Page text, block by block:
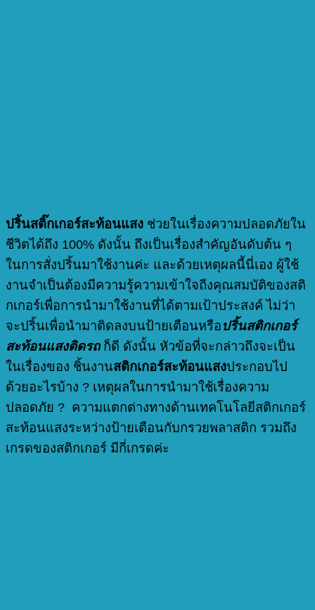
ปริ้นสติ๊กเกอร์สะท้อนแสง ช่วยในเรื่องความปลอดภัยใน
ชีวิตได้ถึง 100% ดังนั้น ถึงเป็นเรื่องสำคัญอันดับต้น ๆ
ในการสั่งปริ้นมาใช้งานค่ะ และด้วยเหตุผลนี้นี่เอง ผู้ใช้
งานจำเป็นต้องมีความรู้ความเข้าใจถีงคุณสมบัติของสติ
กเกอร์เพื่อการนำมาใช้งานที่ได้ตามเป้าประสงค์ ไม่ว่า
จะปริ้นเพื่อนำมาติดลงบนป้ายเตือนหรือปริ้นสติกเกอร์
สะท้อนแสงติดรถ ก็ดี ดังนั้น หัวข้อที่จะกล่าวถึงจะเป็น
ในเรื่องของ ชิ้นงานสติกเกอร์สะท้อนแสงประกอบไป
ด้วยอะไรบ้าง ? เหตุผลในการนำมาใช้เรื่องความ
ปลอดภัย ? ความแตกต่างทางด้านเทคโนโลยีสติกเกอร์
สะท้อนแสงระหว่างป้ายเตือนกับกรวยพลาสติก รวมถึง
เกรดของสติกเกอร์ มีกี่เกรดค่ะ